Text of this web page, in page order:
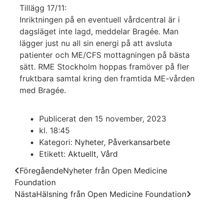
Tillägg 17/11:
Inriktningen på en eventuell vårdcentral är i
dagsläget inte lagd, meddelar Bragée. Man
lägger just nu all sin energi på att avsluta
patienter och ME/CFS mottagningen på bästa
sätt. RME Stockholm hoppas framöver på fler
fruktbara samtal kring den framtida ME-vården
med Bragée.
Publicerat den 15 november, 2023
kl. 18:45
Kategori: Nyheter, Påverkansarbete
Etikett: Aktuellt, Vård
FöregåendeNyheter från Open Medicine
Foundation
NästaHälsning från Open Medicine Foundation